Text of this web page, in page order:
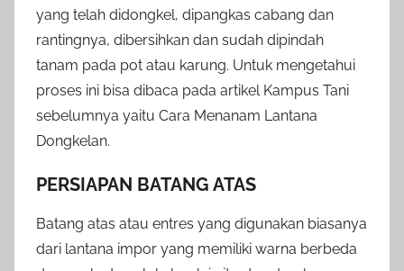
yang telah didongkel, dipangkas cabang dan
rantingnya, dibersihkan dan sudah dipindah
tanam pada pot atau karung. Untuk mengetahui
proses ini bisa dibaca pada artikel Kampus Tani
sebelumnya yaitu Cara Menanam Lantana
Dongkelan.
PERSIAPAN BATANG ATAS
Batang atas atau entres yang digunakan biasanya
dari lantana impor yang memiliki warna berbeda